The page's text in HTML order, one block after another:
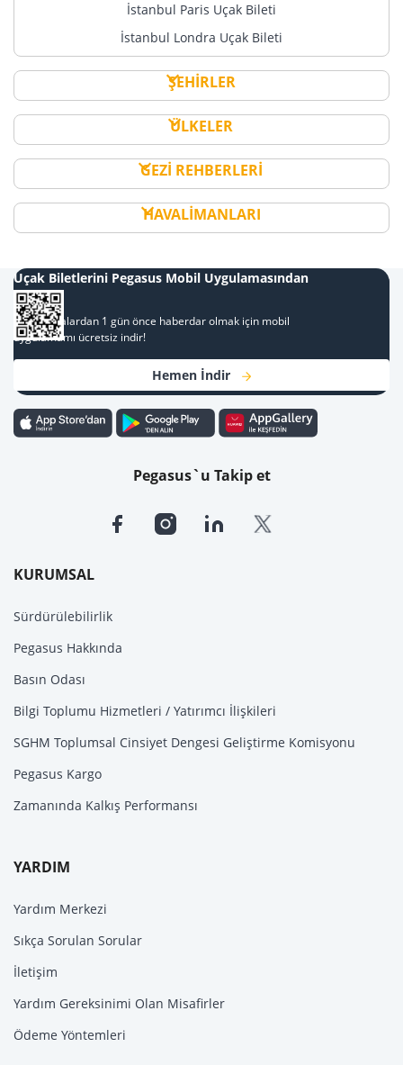
İstanbul Paris Uçak Bileti
İstanbul Londra Uçak Bileti
ŞEHİRLER
ÜLKELER
GEZİ REHBERLERİ
HAVALİMANLARI
KURUMSAL
Sürdürülebilirlik
Pegasus Hakkında
Basın Odası
Bilgi Toplumu Hizmetleri / Yatırımcı İlişkileri
SGHM Toplumsal Cinsiyet Dengesi Geliştirme Komisyonu
Pegasus Kargo
Zamanında Kalkış Performansı
YARDIM
Yardım Merkezi
Sıkça Sorulan Sorular
İletişim
Yardım Gereksinimi Olan Misafirler
Ödeme Yöntemleri
Uçak Biletlerini Pegasus Mobil Uygulamasından
Al
Kampanyalardan 1 gün önce haberdar olmak için mobil
uygulamamı ücretsiz indir!
Hemen İndir
Pegasus`u Takip et